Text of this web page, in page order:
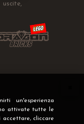
un'esperienza
attivate tutte le
cliccare